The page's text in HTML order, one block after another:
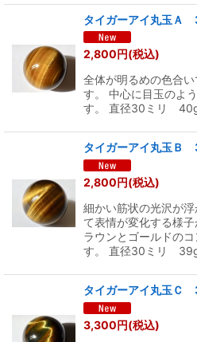
タイガーアイ丸玉Ａ
2,800円(税込)
全体が明るめの色合
す。 中心に目玉のよ
す。 直径30ミリ
タイガーアイ丸玉Ｂ
2,800円(税込)
細かい筋状の光沢が
て表情が変化する様
ラウンとゴールドの
す。 直径30ミリ
タイガーアイ丸玉Ｃ
3,300円(税込)